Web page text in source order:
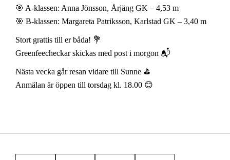
🎯 A-klassen: Anna Jönsson, Årjäng GK – 4,53 m
🎯 B-klassen: Margareta Patriksson, Karlstad GK – 3,40 m
Stort grattis till er båda! 💐
Greenfeecheckar skickas med post i morgon 📬
Nästa vecka går resan vidare till Sunne ⛳️
Anmälan är öppen till torsdag kl. 18.00 😊